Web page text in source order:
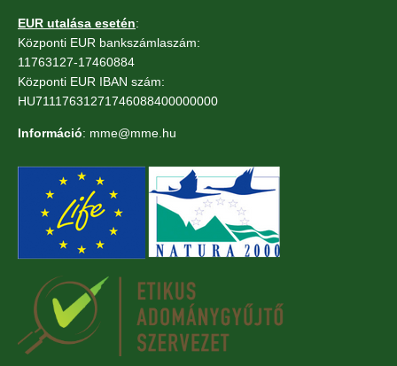
EUR utalása esetén:
Központi EUR bankszámlaszám:
11763127-17460884
Központi EUR IBAN szám:
HU71117631271746088400000000
Információ: mme@mme.hu